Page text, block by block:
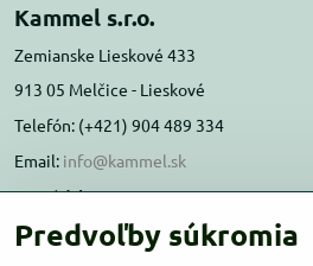
Kammel s.r.o.
Zemianske Lieskové 433
913 05 Melčice - Lieskové
Telefón: (+421) 904 489 334
Email: info@kammel.sk
Prevádzka:
Administratívna budova PD Melčice
Predvoľby súkromia